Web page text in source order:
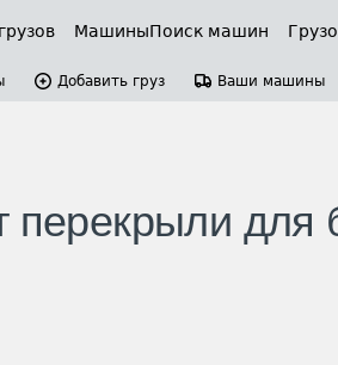
МашиныПоиск машин
Добавить груз Ваши машины
перекрыли для